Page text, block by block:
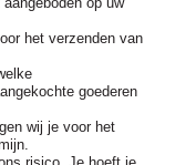
op uw
het verzenden van
goederen
wij je voor het